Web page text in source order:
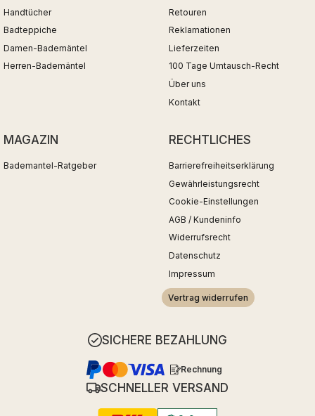
Handtücher
Badteppiche
Damen-Bademäntel
Herren-Bademäntel
Retouren
Reklamationen
Lieferzeiten
100 Tage Umtausch-Recht
Über uns
Kontakt
MAGAZIN
Bademantel-Ratgeber
RECHTLICHES
Barrierefreiheitserklärung
Gewährleistungsrecht
Cookie-Einstellungen
AGB / Kundeninfo
Widerrufsrecht
Datenschutz
Impressum
Vertrag widerrufen
SICHERE BEZAHLUNG
Rechnung
SCHNELLER VERSAND